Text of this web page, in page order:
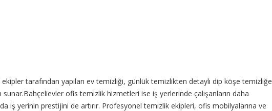
tarafından yapılan ev temizliği, günlük temizlikten detaylı dip köşe temizliğe
ofis temizlik hizmetleri ise iş yerlerinde çalışanların daha
iş yerinin prestijini de artırır. Profesyonel temizlik ekipleri, ofis mobilyalarına ve